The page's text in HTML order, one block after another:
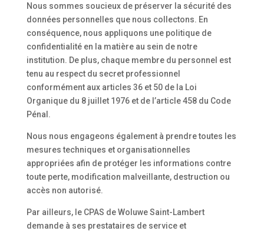
Nous sommes soucieux de préserver la sécurité des
données personnelles que nous collectons. En
conséquence, nous appliquons une politique de
confidentialité en la matière au sein de notre
institution. De plus, chaque membre du personnel est
tenu au respect du secret professionnel
conformément aux articles 36 et 50 de la Loi
Organique du 8 juillet 1976 et de l’article 458 du Code
Pénal.
Nous nous engageons également à prendre toutes les
mesures techniques et organisationnelles
appropriées afin de protéger les informations contre
toute perte, modification malveillante, destruction ou
accès non autorisé.
Par ailleurs, le CPAS de Woluwe Saint-Lambert
demande à ses prestataires de service et